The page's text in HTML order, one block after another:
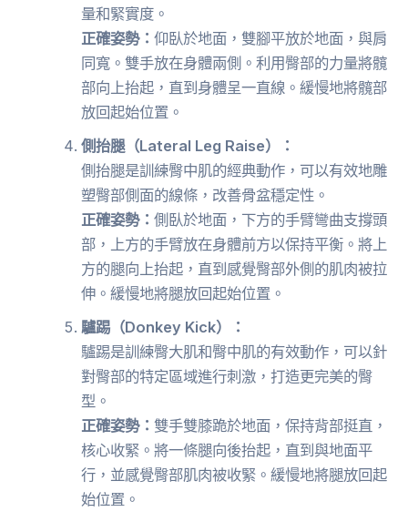
量和緊實度。
正確姿勢：仰臥於地面，雙腳平放於地面，與肩
同寬。雙手放在身體兩側。利用臀部的力量將髖
部向上抬起，直到身體呈一直線。緩慢地將髖部
放回起始位置。
側抬腿（Lateral Leg Raise）：
側抬腿是訓練臀中肌的經典動作，可以有效地雕
塑臀部側面的線條，改善骨盆穩定性。
正確姿勢：側臥於地面，下方的手臂彎曲支撐頭
部，上方的手臂放在身體前方以保持平衡。將上
方的腿向上抬起，直到感覺臀部外側的肌肉被拉
伸。緩慢地將腿放回起始位置。
驢踢（Donkey Kick）：
驢踢是訓練臀大肌和臀中肌的有效動作，可以針
對臀部的特定區域進行刺激，打造更完美的臀
型。
正確姿勢：雙手雙膝跪於地面，保持背部挺直，
核心收緊。將一條腿向後抬起，直到與地面平
行，並感覺臀部肌肉被收緊。緩慢地將腿放回起
始位置。